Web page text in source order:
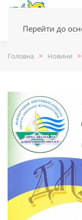
Перейти до
Головна Новини